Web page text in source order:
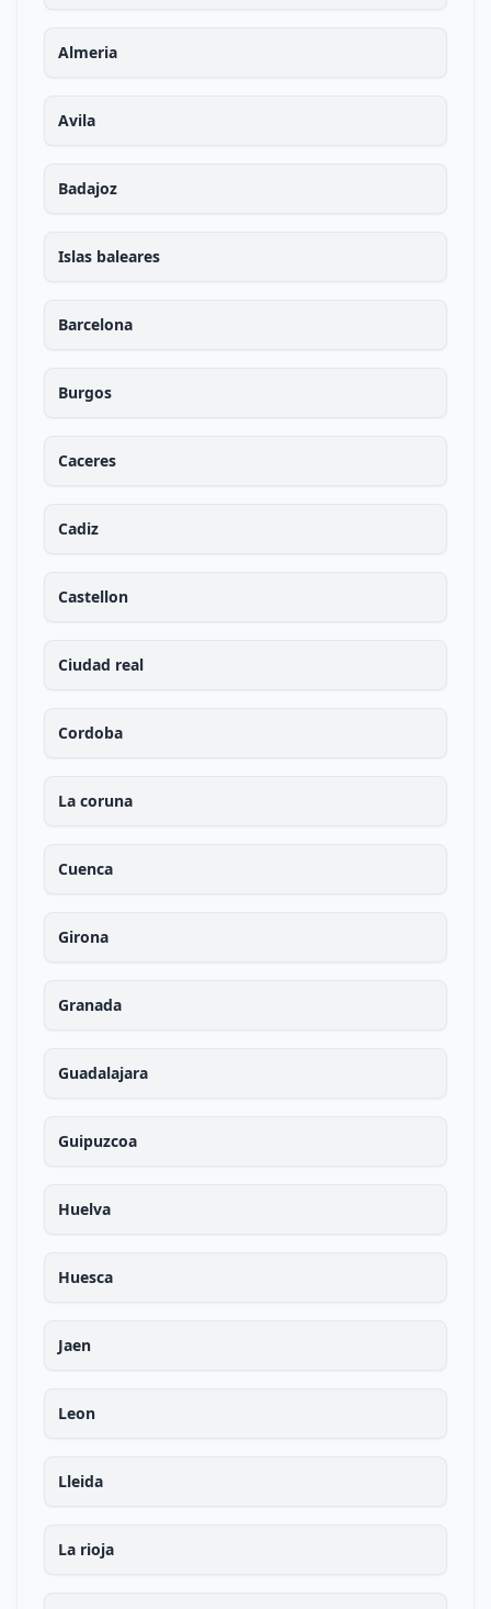
Almeria
Avila
Badajoz
Islas baleares
Barcelona
Burgos
Caceres
Cadiz
Castellon
Ciudad real
Cordoba
La coruna
Cuenca
Girona
Granada
Guadalajara
Guipuzcoa
Huelva
Huesca
Jaen
Leon
Lleida
La rioja